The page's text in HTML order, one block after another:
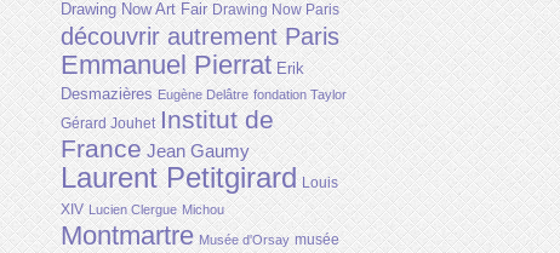
Drawing Now Art Fair Drawing Now Paris
découvrir autrement Paris
Emmanuel Pierrat Erik
Desmazières Eugène Delâtre fondation Taylor
Gérard Jouhet Institut de
France Jean Gaumy
Laurent Petitgirard Louis
XIV Lucien Clergue Michou
Montmartre Musée d'Orsay musée